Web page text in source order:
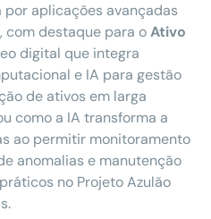
aplicações avançadas
com destaque para oAtivo
digital que integra
e IA para gestão
de ativos em larga
como a IA transforma a
ao permitir monitoramento
anomalias e manutenção
no Projeto Azulão